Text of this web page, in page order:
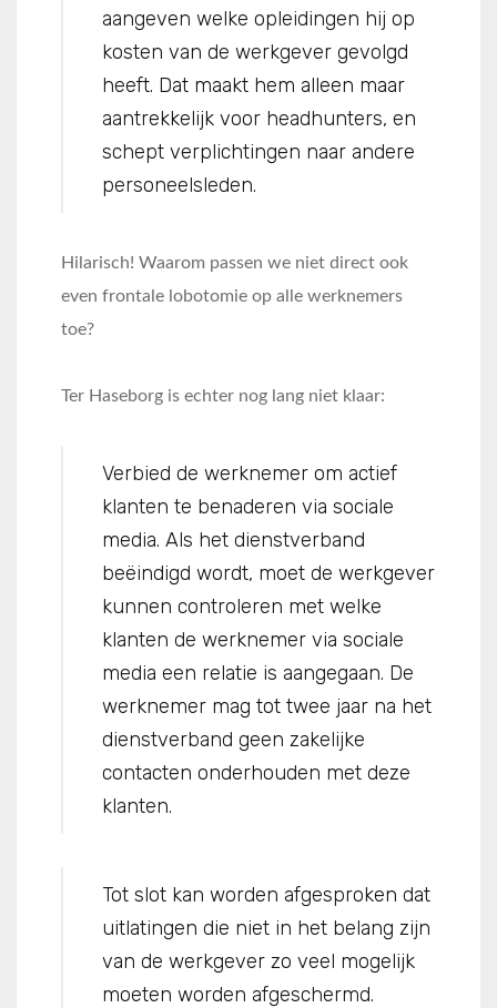
aangeven welke opleidingen hij op
kosten van de werkgever gevolgd
heeft. Dat maakt hem alleen maar
aantrekkelijk voor headhunters, en
schept verplichtingen naar andere
personeelsleden.
Hilarisch! Waarom passen we niet direct ook
even frontale lobotomie op alle werknemers
toe?
Ter Haseborg is echter nog lang niet klaar:
Verbied de werknemer om actief
klanten te benaderen via sociale
media. Als het dienstverband
beëindigd wordt, moet de werkgever
kunnen controleren met welke
klanten de werknemer via sociale
media een relatie is aangegaan. De
werknemer mag tot twee jaar na het
dienstverband geen zakelijke
contacten onderhouden met deze
klanten.
Tot slot kan worden afgesproken dat
uitlatingen die niet in het belang zijn
van de werkgever zo veel mogelijk
moeten worden afgeschermd.